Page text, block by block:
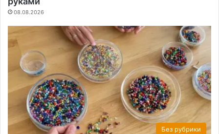
08.08.2026
Без рубрики